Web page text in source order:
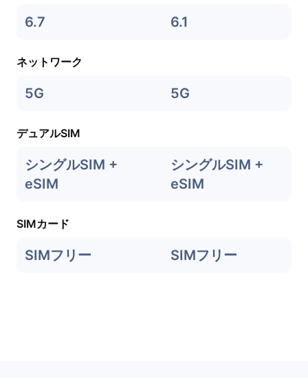
6.7 6.1
ネットワーク
5G 5G
デュアルSIM
シングルSIM +
eSIM
シングルSIM +
eSIM
SIMカード
SIMフリー SIMフリー